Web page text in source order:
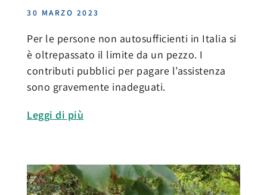
30 MARZO 2023
Per le persone non autosufficienti in Italia si
è oltrepassato il limite da un pezzo. I
contributi pubblici per pagare l’assistenza
sono gravemente inadeguati.
Leggi di più